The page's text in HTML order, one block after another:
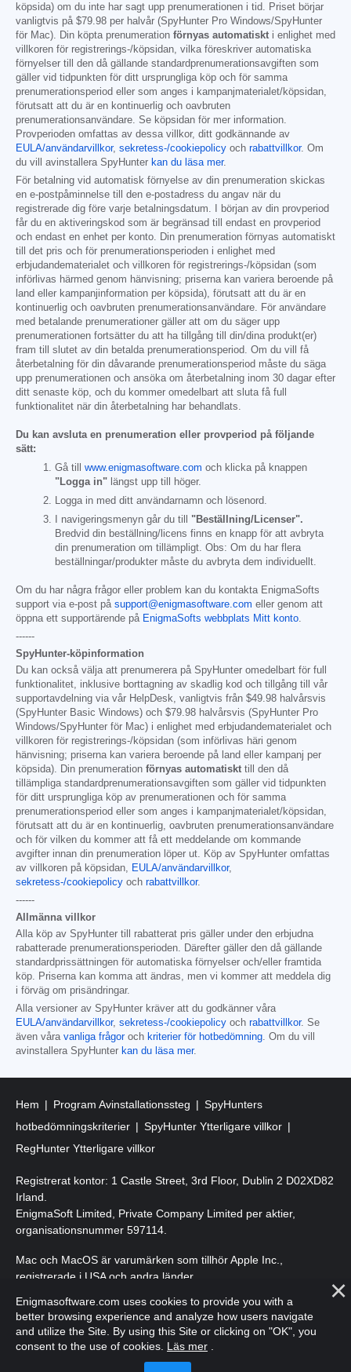
köpsida) om du inte har sagt upp prenumerationen i tid. Priset börjar
vanligtvis på $79.98 per halvår (SpyHunter Pro Windows/SpyHunter
för Mac). Din köpta prenumeration förnyas automatiskt i enlighet med
villkoren för registrerings-/köpsidan, vilka föreskriver automatiska
förnyelser till den då gällande standardprenumerationsavgiften som
gäller vid tidpunkten för ditt ursprungliga köp och för samma
prenumerationsperiod eller som anges i kampanjmaterialet/köpsidan,
förutsatt att du är en kontinuerlig och oavbruten
prenumerationsanvändare. Se köpsidan för mer information.
Provperioden omfattas av dessa villkor, ditt godkännande av
EULA/användarvillkor, sekretess-/cookiepolicy och rabattvillkor. Om
du vill avinstallera SpyHunter kan du läsa mer.
För betalning vid automatisk förnyelse av din prenumeration skickas
en e-postpåminnelse till den e-postadress du angav när du
registrerade dig före varje betalningsdatum. I början av din provperiod
får du en aktiveringskod som är begränsad till endast en provperiod
och endast en enhet per konto. Din prenumeration förnyas automatiskt
till det pris och för prenumerationsperioden i enlighet med
erbjudandematerialet och villkoren för registrerings-/köpsidan (som
införlivas härmed genom hänvisning; priserna kan variera beroende på
land eller kampanjinformation per köpsida), förutsatt att du är en
kontinuerlig och oavbruten prenumerationsanvändare. För användare
med betalande prenumerationer gäller att om du säger upp
prenumerationen fortsätter du att ha tillgång till din/dina produkt(er)
fram till slutet av din betalda prenumerationsperiod. Om du vill få
återbetalning för din dåvarande prenumerationsperiod måste du säga
upp prenumerationen och ansöka om återbetalning inom 30 dagar efter
ditt senaste köp, och du kommer omedelbart att sluta få full
funktionalitet när din återbetalning har behandlats.
Du kan avsluta en prenumeration eller provperiod på följande
sätt:
Gå till www.enigmasoftware.com och klicka på knappen
"Logga in" längst upp till höger.
Logga in med ditt användarnamn och lösenord.
I navigeringsmenyn går du till "Beställning/Licenser".
Bredvid din beställning/licens finns en knapp för att avbryta
din prenumeration om tillämpligt. Obs: Om du har flera
beställningar/produkter måste du avbryta dem individuellt.
Om du har några frågor eller problem kan du kontakta EnigmaSofts
support via e-post på support@enigmasoftware.com eller genom att
öppna ett supportärende på EnigmaSofts webbplats Mitt konto.
------
SpyHunter-köpinformation
Du kan också välja att prenumerera på SpyHunter omedelbart för full
funktionalitet, inklusive borttagning av skadlig kod och tillgång till vår
supportavdelning via vår HelpDesk, vanligtvis från $49.98 halvårsvis
(SpyHunter Basic Windows) och $79.98 halvårsvis (SpyHunter Pro
Windows/SpyHunter för Mac) i enlighet med erbjudandematerialet och
villkoren för registrerings-/köpsidan (som införlivas häri genom
hänvisning; priserna kan variera beroende på land eller kampanj per
köpsida). Din prenumeration förnyas automatiskt till den då
tillämpliga standardprenumerationsavgiften som gäller vid tidpunkten
för ditt ursprungliga köp av prenumerationen och för samma
prenumerationsperiod eller som anges i kampanjmaterialet/köpsidan,
förutsatt att du är en kontinuerlig, oavbruten prenumerationsanvändare
och för vilken du kommer att få ett meddelande om kommande
avgifter innan din prenumeration löper ut. Köp av SpyHunter omfattas
av villkoren på köpsidan, EULA/användarvillkor,
sekretess-/cookiepolicy och rabattvillkor.
------
Allmänna villkor
Alla köp av SpyHunter till rabatterat pris gäller under den erbjudna
rabatterade prenumerationsperioden. Därefter gäller den då gällande
standardprissättningen för automatiska förnyelser och/eller framtida
köp. Priserna kan komma att ändras, men vi kommer att meddela dig
i förväg om prisändringar.
Alla versioner av SpyHunter kräver att du godkänner våra
EULA/användarvillkor, sekretess-/cookiepolicy och rabattvillkor. Se
även våra vanliga frågoroch kriterier för hotbedömning. Om du vill
avinstallera SpyHunter kan du läsa mer.
Hem Program Avinstallationssteg
SpyHunters
hotbedömningskriterier
SpyHunter Ytterligare villkor
RegHunter Ytterligare villkor
Registrerat kontor: 1 Castle Street, 3rd Floor, Dublin 2 D02XD82
Irland.
EnigmaSoft Limited, Private Company Limited per aktier,
organisationsnummer 597114.
Mac och MacOS är varumärken som tillhör Apple Inc.,
registrerade i USA och andra länder.
Upphovsrätt 2016-2026. EnigmaSoft Ltd. Med ensamrätt.
Enigmasoftware.com uses cookies to provide you with a
better browsing experience and analyze how users navigate
and utilize the Site. By using this Site or clicking on "OK", you
consent to the use of cookies. Läs mer